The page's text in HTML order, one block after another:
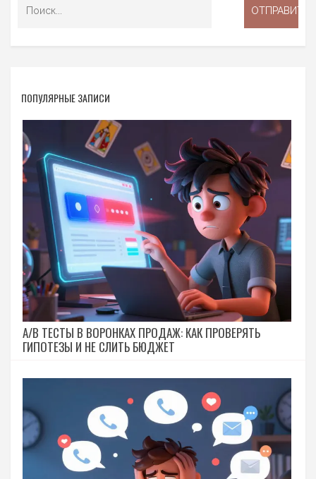
ПОПУЛЯРНЫЕ ЗАПИСИ
A/B ТЕСТЫ В ВОРОНКАХ ПРОДАЖ: КАК ПРОВЕРЯТЬ
ГИПОТЕЗЫ И НЕ СЛИТЬ БЮДЖЕТ